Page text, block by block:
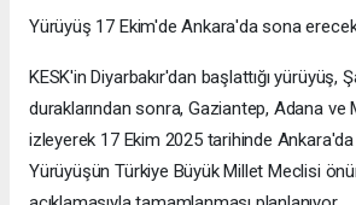
Yürüyüş 17 Ekim'de Ankara'da sona
KESK'in Diyarbakır'dan başlattığı yürüyüş,
duraklarından sonra, Gaziantep, Adana ve
izleyerek 17 Ekim 2025 tarihinde
Yürüyüşün Türkiye Büyük Millet Meclisi